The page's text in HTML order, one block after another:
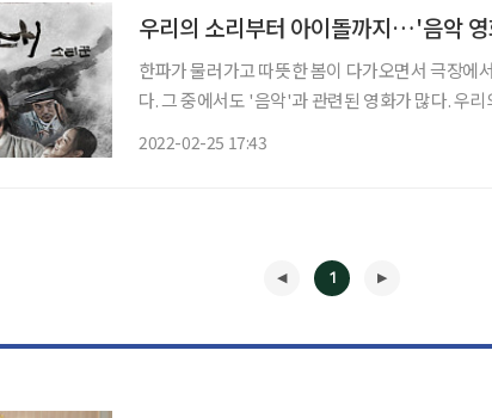
우리의 소리부터 아이돌까지…'음악
한파가 물러가고 따뜻한 봄이 다가오면서 극장에
다. 그 중에서도 '음악'과 관련된 영화가 많다. 우
2022-02-25 17:43
1